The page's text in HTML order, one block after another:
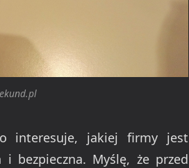
interesuje, jakiej firmy jest
bezpieczna. Myślę, że przed